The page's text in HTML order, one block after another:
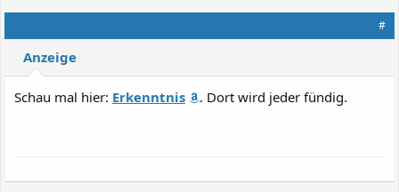
#
Anzeige
Schau mal hier: Erkenntnis . Dort wird jeder fündig.